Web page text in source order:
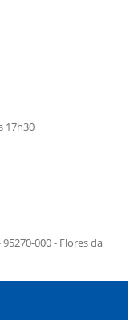
17h30
000 - Flores da